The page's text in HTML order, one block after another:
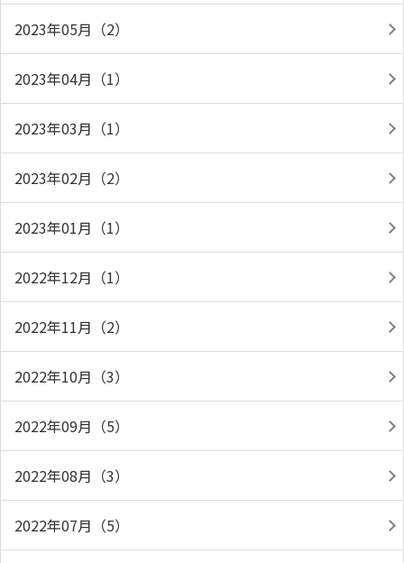
2023年05月（2）
2023年04月（1）
2023年03月（1）
2023年02月（2）
2023年01月（1）
2022年12月（1）
2022年11月（2）
2022年10月（3）
2022年09月（5）
2022年08月（3）
2022年07月（5）